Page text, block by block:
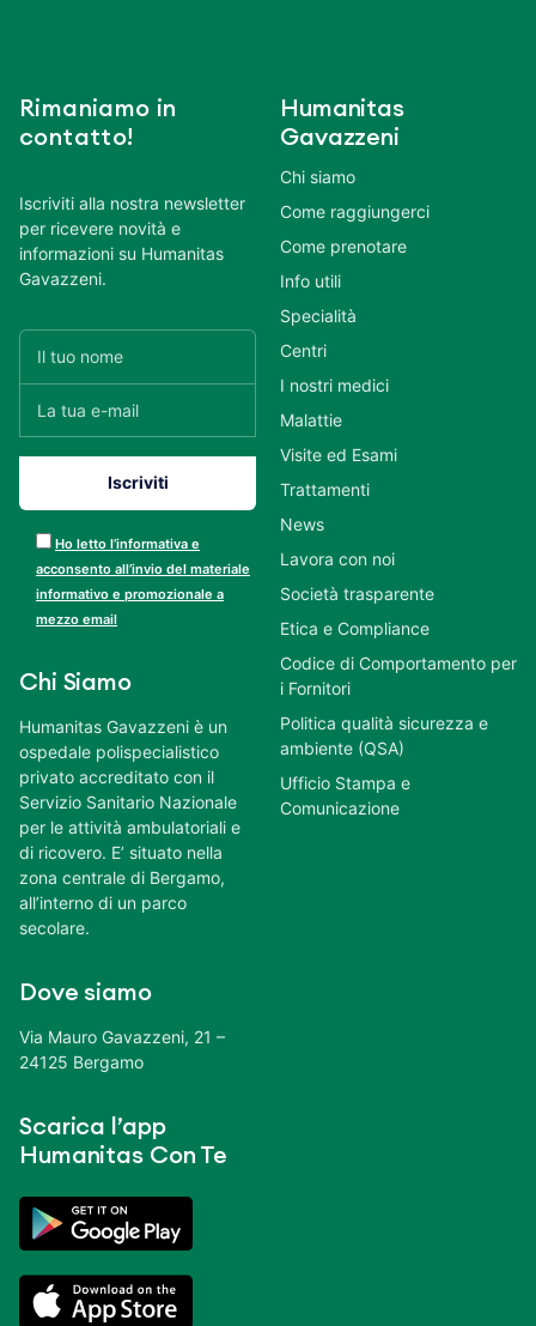
Rimaniamo in
contatto!
Iscriviti alla nostra newsletter
per ricevere novità e
informazioni su Humanitas
Gavazzeni.
Ho letto l’informativa e
acconsento all’invio del materiale
informativo e promozionale a
mezzo email
Chi Siamo
Humanitas Gavazzeni è un
ospedale polispecialistico
privato accreditato con il
Servizio Sanitario Nazionale
per le attività ambulatoriali e
di ricovero. E’ situato nella
zona centrale di Bergamo,
all’interno di un parco
secolare.
Dove siamo
Via Mauro Gavazzeni, 21 –
24125 Bergamo
Scarica l’app
Humanitas Con Te
Humanitas
Gavazzeni
Chi siamo
Come raggiungerci
Come prenotare
Info utili
Specialità
Centri
I nostri medici
Malattie
Visite ed Esami
Trattamenti
News
Lavora con noi
Società trasparente
Etica e Compliance
Codice di Comportamento per
i Fornitori
Politica qualità sicurezza e
ambiente (QSA)
Ufficio Stampa e
Comunicazione